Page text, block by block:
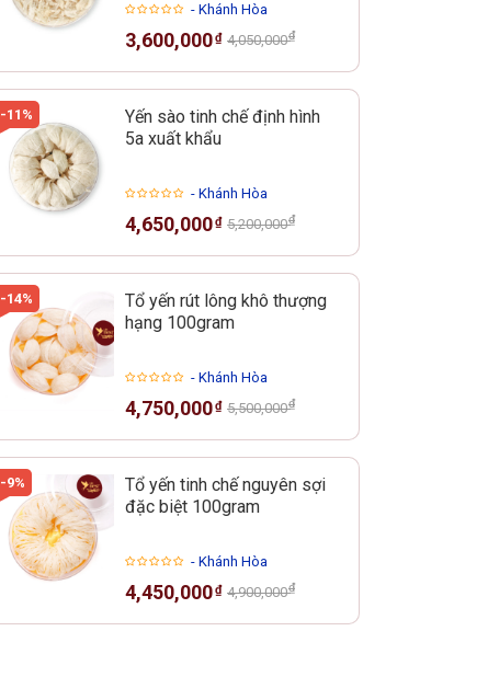
- Khánh Hòa
3,600,000₫ 4,050,000₫
-11%
Yến sào tinh chế định hình
5a xuất khẩu
- Khánh Hòa
4,650,000₫ 5,200,000₫
-14%
Tổ yến rút lông khô thượng
hạng 100gram
- Khánh Hòa
4,750,000₫ 5,500,000₫
-9%
Tổ yến tinh chế nguyên sợi
đặc biệt 100gram
- Khánh Hòa
4,450,000₫ 4,900,000₫